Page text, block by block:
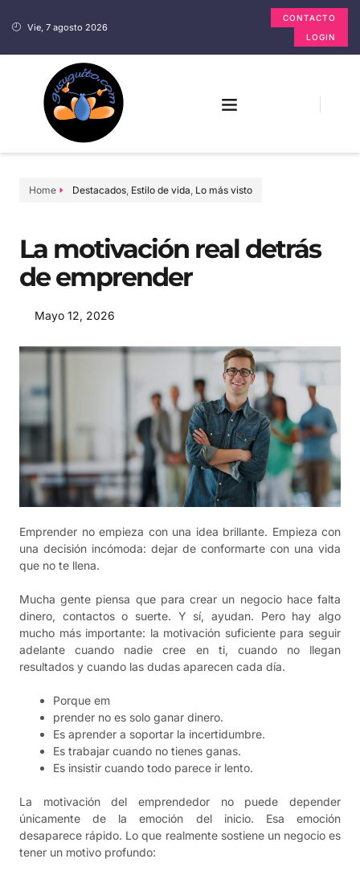
Vie, 7 agosto 2026
CONTACTO
LOGIN
Home Destacados, Estilo de vida, Lo más visto
La motivación real detrás
de emprender
Mayo 12, 2026
Emprender no empieza con una idea brillante. Empieza con
una decisión incómoda: dejar de conformarte con una vida
que no te llena.
Mucha gente piensa que para crear un negocio hace falta
dinero, contactos o suerte. Y sí, ayudan. Pero hay algo
mucho más importante: la motivación suficiente para seguir
adelante cuando nadie cree en ti, cuando no llegan
resultados y cuando las dudas aparecen cada día.
Porque em
prender no es solo ganar dinero.
Es aprender a soportar la incertidumbre.
Es trabajar cuando no tienes ganas.
Es insistir cuando todo parece ir lento.
La motivación del emprendedor no puede depender
únicamente de la emoción del inicio. Esa emoción
desaparece rápido. Lo que realmente sostiene un negocio es
tener un motivo profundo: